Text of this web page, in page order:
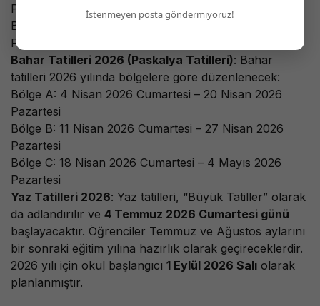
Pazartesi
Bölge C: 21 Şubat 2026 Cumartesi – 9 Mart 2026
Pazartesi
Bahar Tatilleri 2026 (Paskalya Tatilleri): Bahar
tatilleri 2026 yılında bölgelere göre düzenlenecek:
Bölge A: 4 Nisan 2026 Cumartesi – 20 Nisan 2026
Pazartesi
Bölge B: 11 Nisan 2026 Cumartesi – 27 Nisan 2026
Pazartesi
Bölge C: 18 Nisan 2026 Cumartesi – 4 Mayıs 2026
Pazartesi
Yaz Tatilleri 2026: Yaz tatilleri, “Büyük Tatiller” olarak
da adlandırılır ve 4 Temmuz 2026 Cumartesi günü
başlayacaktır. Öğrenciler Temmuz ve Ağustos aylarını
bir sonraki eğitim yılına hazırlık olarak geçireceklerdir.
2026 yılı için okul başlangıcı 1 Eylül 2026 Salı olarak
planlanmıştır.
İstenmeyen posta göndermiyoruz!